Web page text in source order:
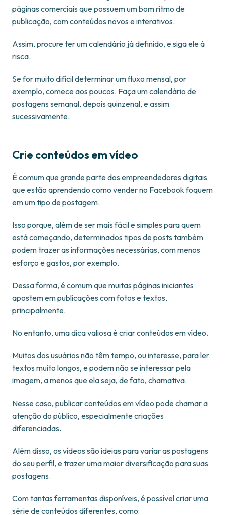
páginas comerciais que possuem um bom ritmo de
publicação, com conteúdos novos e interativos.
Assim, procure ter um calendário já definido, e siga ele à
risca.
Se for muito difícil determinar um fluxo mensal, por
exemplo, comece aos poucos. Faça um calendário de
postagens semanal, depois quinzenal, e assim
sucessivamente.
Crie conteúdos em vídeo
É comum que grande parte dos empreendedores digitais
que estão aprendendo como vender no Facebook foquem
em um tipo de postagem.
Isso porque, além de ser mais fácil e simples para quem
está começando, determinados tipos de posts também
podem trazer as informações necessárias, com menos
esforço e gastos, por exemplo.
Dessa forma, é comum que muitas páginas iniciantes
apostem em publicações com fotos e textos,
principalmente.
No entanto, uma dica valiosa é criar conteúdos em vídeo.
Muitos dos usuários não têm tempo, ou interesse, para ler
textos muito longos, e podem não se interessar pela
imagem, a menos que ela seja, de fato, chamativa.
Nesse caso, publicar conteúdos em vídeo pode chamar a
atenção do público, especialmente criações
diferenciadas.
Além disso, os vídeos são ideias para variar as postagens
do seu perfil, e trazer uma maior diversificação para suas
postagens.
Com tantas ferramentas disponíveis, é possível criar uma
série de conteúdos diferentes, como: